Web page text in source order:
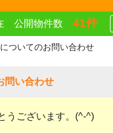
公開物件数 41件
ついてのお問い合わせ
問い合わせ
うございます。(^-^)